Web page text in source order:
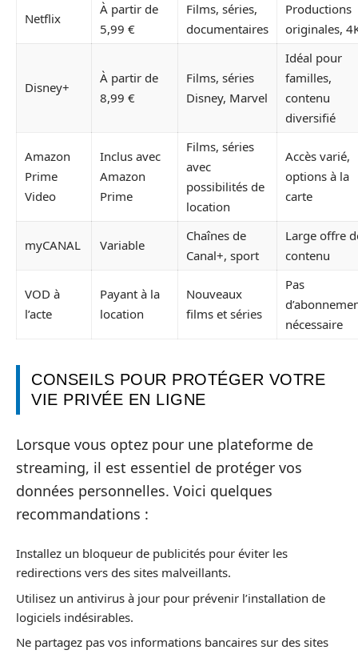
Netflix
À partir de
5,99 €
Films, séries,
documentaires
Productions
originales,
Disney+
À partir de
8,99 €
Films, séries
Disney, Marvel
Idéal pour
familles,
contenu
diversifié
Amazon
Prime
Video
Inclus avec
Amazon
Prime
Films, séries
avec
possibilités de
location
Accès varié,
options à la
carte
myCANAL Variable
Chaînes de
Canal+, sport
Large offre
contenu
VOD à
l’acte
Payant à la
location
Nouveaux
films et séries
Pas
nécessaire
CONSEILS POUR PROTÉGER VOTRE
VIE PRIVÉE EN LIGNE
Lorsque vous optez pour une plateforme de
streaming, il est essentiel de protéger vos
données personnelles. Voici quelques
recommandations :
Installez un bloqueur de publicités pour éviter les
redirections vers des sites malveillants.
Utilisez un antivirus à jour pour prévenir l’installation de
logiciels indésirables.
Ne partagez pas vos informations bancaires sur des sites